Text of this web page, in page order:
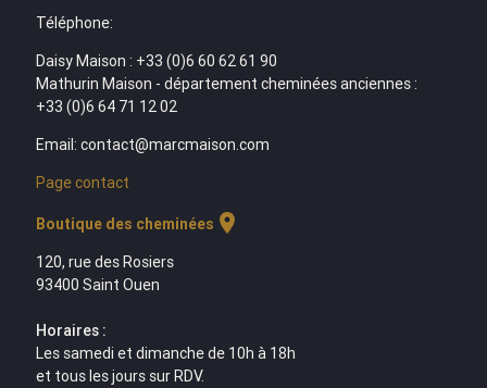
Téléphone:
Daisy Maison : +33 (0)6 60 62 61 90
Mathurin Maison - département cheminées anciennes :
+33 (0)6 64 71 12 02
Email: contact@marcmaison.com
Page contact
Boutique des cheminées location_on
120, rue des Rosiers
93400 Saint Ouen
Horaires :
Les samedi et dimanche de 10h à 18h
et tous les jours sur RDV.